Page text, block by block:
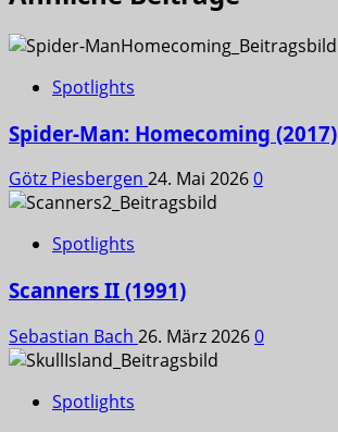
Spotlights
Spider-Man: Homecoming (2017)
Götz Piesbergen 24. Mai 20260
Spotlights
Scanners II (1991)
Sebastian Bach 26. März 20260
Spotlights